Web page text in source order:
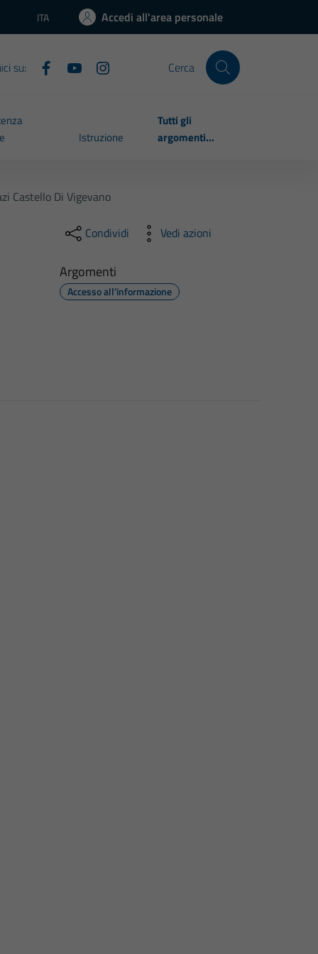
Lingua attiva:
ITA Accedi all'area personale
su: Cerca
Istruzione
Tutti gli
argomenti...
Castello Di Vigevano
Condividi Vedi azioni
Argomenti
Accesso all'informazione